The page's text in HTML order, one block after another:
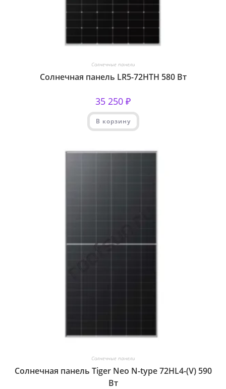
Солнечные панели
Солнечная панель LR5-72HTH 580 Вт
35 250 ₽
В корзину
Солнечные панели
Солнечная панель Tiger Neo N-type 72HL4-(V) 590
Вт